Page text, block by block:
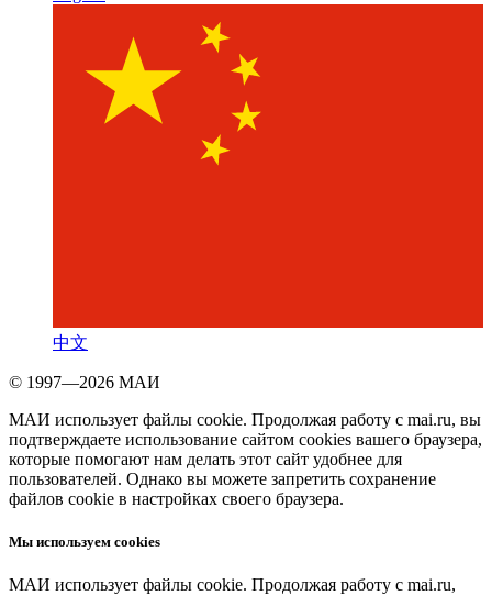
中文
© 1997—2026 МАИ
МАИ использует файлы cookie. Продолжая работу с mai.ru, вы
подтверждаете использование сайтом cookies вашего браузера,
которые помогают нам делать этот сайт удобнее для
пользователей. Однако вы можете запретить сохранение
файлов cookie в настройках своего браузера.
Мы используем cookies
МАИ использует файлы cookie. Продолжая работу с mai.ru,